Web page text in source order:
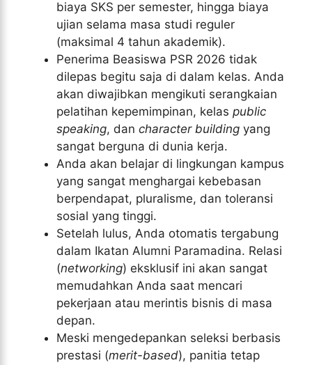
biaya SKS per semester, hingga biaya
ujian selama masa studi reguler
(maksimal 4 tahun akademik).
Penerima Beasiswa PSR 2026 tidak
dilepas begitu saja di dalam kelas. Anda
akan diwajibkan mengikuti serangkaian
pelatihan kepemimpinan, kelas public
speaking, dan character building yang
sangat berguna di dunia kerja.
Anda akan belajar di lingkungan kampus
yang sangat menghargai kebebasan
berpendapat, pluralisme, dan toleransi
sosial yang tinggi.
Setelah lulus, Anda otomatis tergabung
dalam Ikatan Alumni Paramadina. Relasi
(networking) eksklusif ini akan sangat
memudahkan Anda saat mencari
pekerjaan atau merintis bisnis di masa
depan.
Meski mengedepankan seleksi berbasis
prestasi (merit-based), panitia tetap